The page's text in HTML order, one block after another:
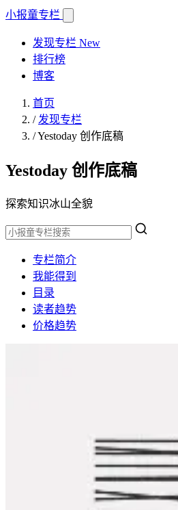
小报童专栏
发现专栏 New
排行榜
博客
首页
/ 发现专栏
/Yestoday 创作底稿
Yestoday 创作底稿
探索知识冰山全貌
专栏简介
我能得到
目录
读者趋势
价格趋势